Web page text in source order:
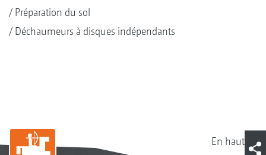
Préparation du sol
Déchaumeurs à disques indépendants
En haut